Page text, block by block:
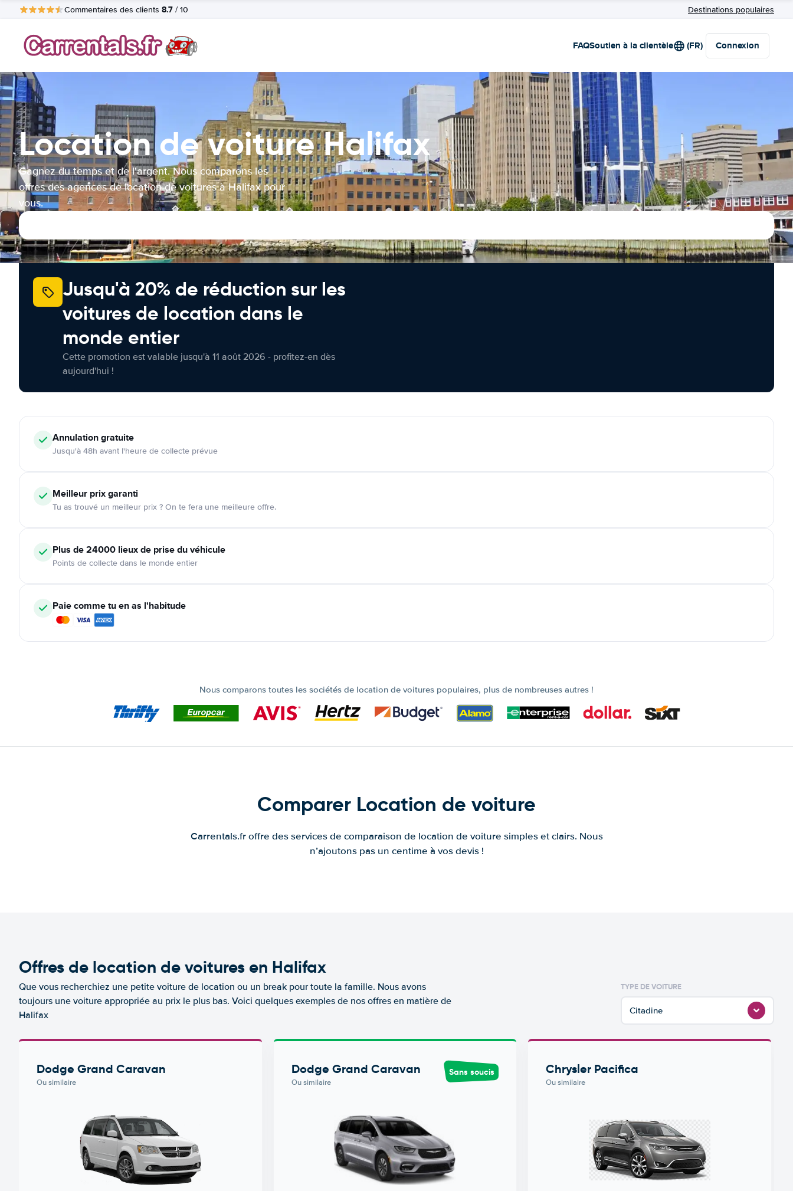
Commentaires des clients 8.7 / 10 Destinations populaires
FAQSoutien à la clientèle (FR) Connexion
Location de voiture Halifax
Gagnez du temps et de l'argent. Nous comparons les
offres des agences de location de voitures à Halifax pour
vous.
Jusqu'à 20% de réduction sur les
voitures de location dans le
monde entier
Cette promotion est valable jusqu'à 11 août 2026 - profitez-en dès
aujourd'hui !
Annulationgratuite
Jusqu'à 48h avant l'heure de collecte prévue
Meilleur prix garanti
Tu as trouvé un meilleur prix ? On te fera une meilleure offre.
Plus de 24000 lieux de prise du véhicule
Points de collecte dans le monde entier
Paie comme tu en as l'habitude
Nous comparons toutes les sociétés de location de voitures populaires, plus de nombreuses autres !
Comparer Location de voiture
Carrentals.fr offre des services de comparaison de location de voiture simples et clairs. Nous
n’ajoutons pas un centime à vos devis !
Offres de location de voitures en Halifax
Que vous recherchiez une petite voiture de location ou un break pour toute la famille. Nous avons
toujours une voiture appropriée au prix le plus bas. Voici quelques exemples de nos offres en matière de
Halifax
TYPE DE VOITURE
Citadine
Dodge Grand Caravan
Ou similaire
Dodge Grand Caravan
Ou similaire
Sans soucis Chrysler Pacifica
Ou similaire